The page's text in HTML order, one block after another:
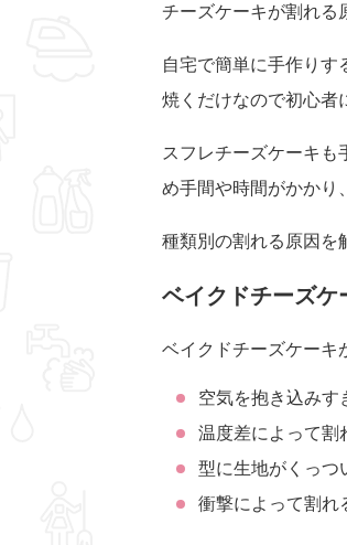
チーズケーキが割れる
自宅で簡単に手作りす
焼くだけなので初心者
スフレチーズケーキも
め手間や時間がかかり
種類別の割れる原因を
ベイクドチーズケ
ベイクドチーズケーキ
空気を抱き込みす
温度差によって割
型に生地がくっつ
衝撃によって割れ